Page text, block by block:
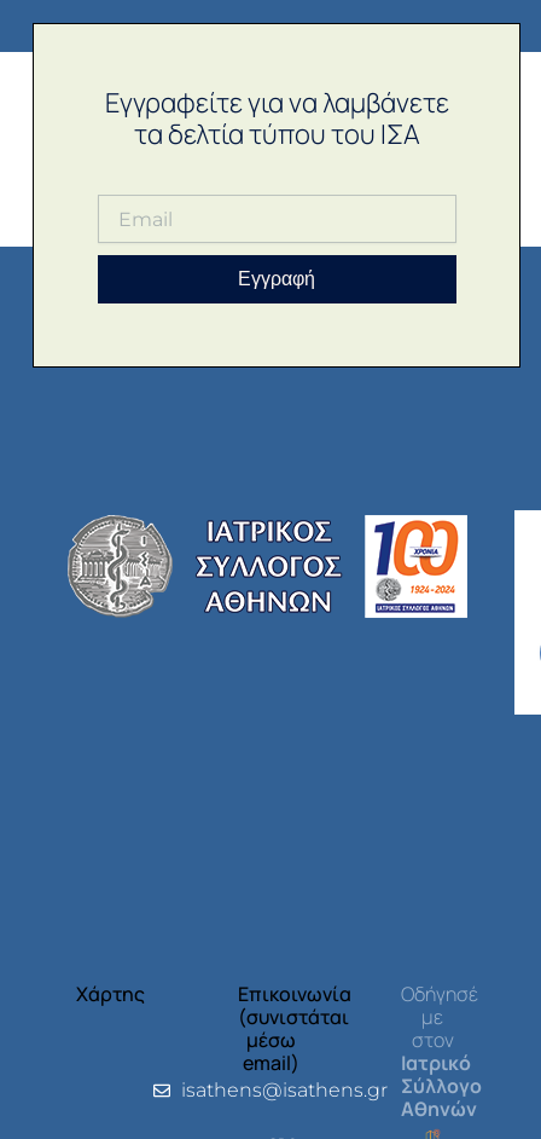
Εγγραφείτε για να λαμβάνετε
τα δελτία τύπου του ΙΣΑ
Εγγραφή
Χάρτης
Επικοινωνία
(συνιστάται
μέσω
email)
isathens@isathens.gr
Οδήγησέ
με
στον
Ιατρικό
Σύλλογο
Αθηνών